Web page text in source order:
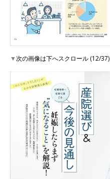
▼次の画像は下へスクロール (12/37)